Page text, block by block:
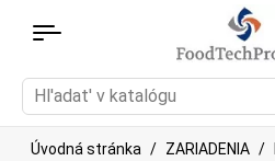
Úvodná stránka ZARIADENIA